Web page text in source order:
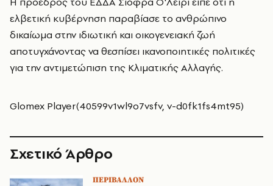
ελβετική κυβέρνηση παραβίασε το ανθρώπινο
δικαίωμα στην ιδιωτική και οικογενειακή ζωή
αποτυγχάνοντας να θεσπίσει ικανοποιητικές πολιτικές
για την αντιμετώπιση της Κλιματικής Αλλαγής.
Glomex Player(40599v1wl9o7vsfv, v-d0fk1fs4mt95)
Σχετικό Άρθρο
ΠΕΡΙΒΑΛΛΟΝ